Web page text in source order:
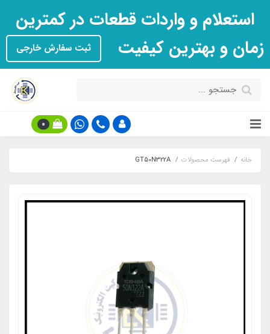
استعلام و واردات قطعات در کمترین
زمان و بهترین کیفیت
ثبت سفارش خارجی
0
خانه فهرست محصولات GT50N322A